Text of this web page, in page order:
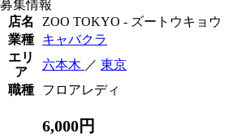
募集情報
店名
ZOO TOKYO - ズートウキョウ
業種
キャバクラ
エリ
ア
六本木 ／ 東京
職種
フロアレディ
6,000円